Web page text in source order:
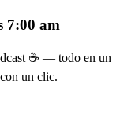
7:00 am
☕ — todo en un
un clic.